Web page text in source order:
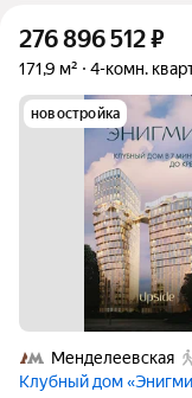
276 896 512₽
171,9 м² 4-комн.
новостройка
Менделеевская
Клубный дом